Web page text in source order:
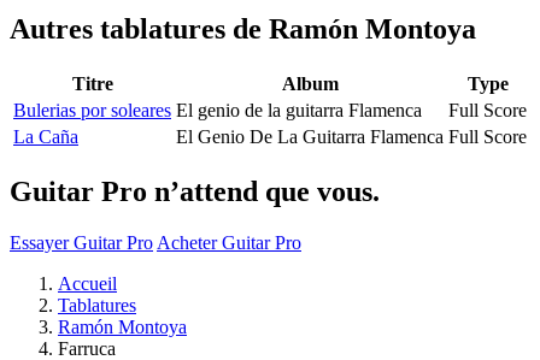
Autres tablatures de Ramón Montoya
Titre Album
Type
Bulerias por soleares El genio de la guitarra Flamenca
Full Score
La Caña
El Genio De La Guitarra Flamenca Full Score
Guitar Pro n’attend que vous.
Essayer Guitar Pro Acheter Guitar Pro
Accueil
Tablatures
Ramón Montoya
Farruca